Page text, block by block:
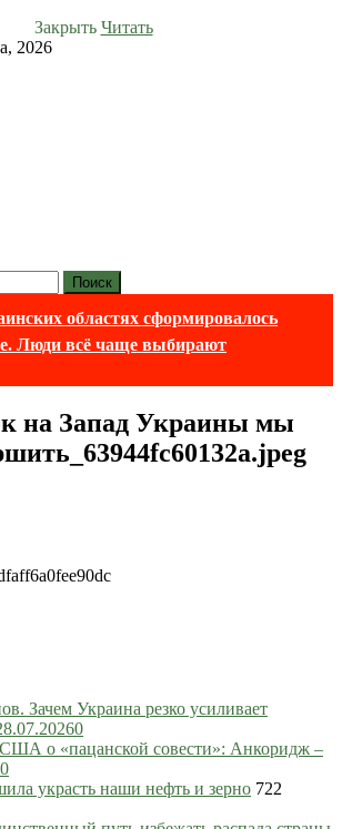
Закрыть Читать
2026
областях сформировалось
Люди всё чаще выбирают
на Запад Украины мы
Зачем Украина резко усиливает
0
о «пацанской совести»: Анкоридж –
0
украсть наши нефть и зерно 722